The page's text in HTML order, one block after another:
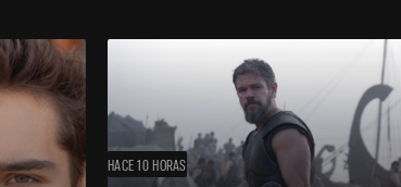
HACE 10 HORAS